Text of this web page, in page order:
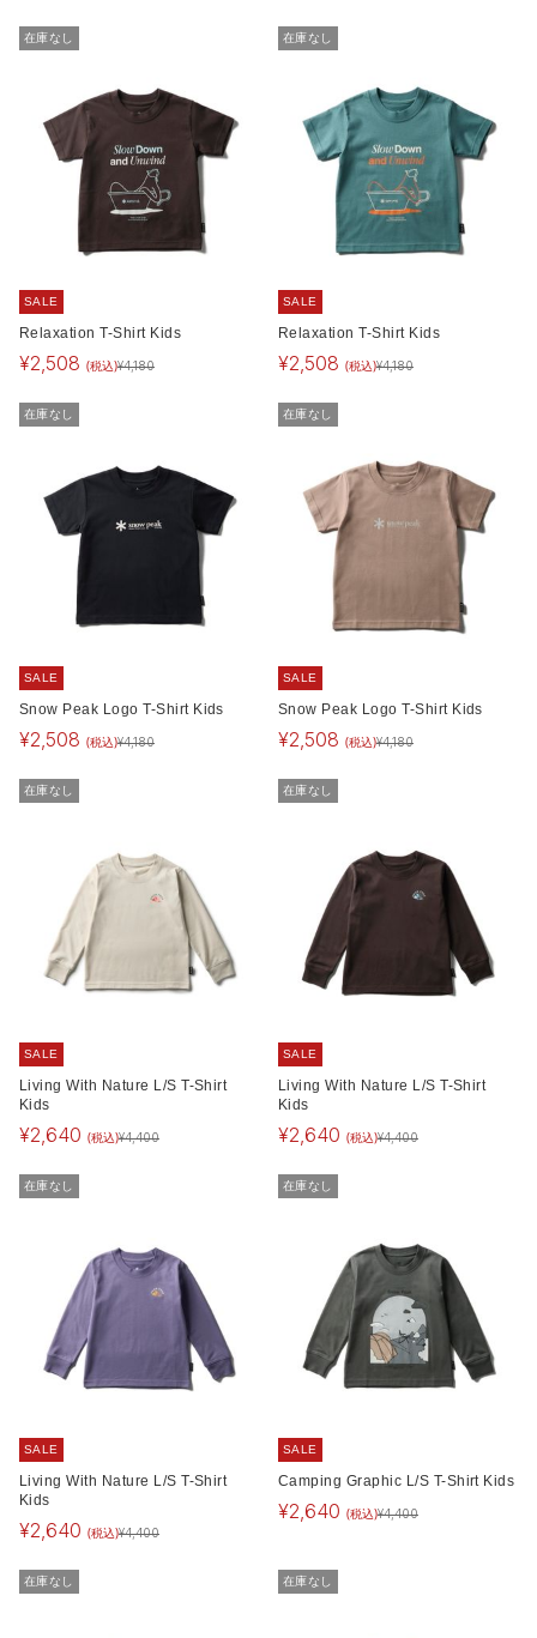
在庫なし
SALE
Relaxation T-Shirt Kids
¥2,508 (税込)¥4,180
在庫なし
SALE
Relaxation T-Shirt Kids
¥2,508 (税込)¥4,180
在庫なし
SALE
Snow Peak Logo T-Shirt Kids
¥2,508 (税込)¥4,180
在庫なし
SALE
Snow Peak Logo T-Shirt Kids
¥2,508 (税込)¥4,180
在庫なし
SALE
Living With Nature L/S T-Shirt
Kids
¥2,640 (税込)¥4,400
在庫なし
SALE
Living With Nature L/S T-Shirt
Kids
¥2,640 (税込)¥4,400
在庫なし
SALE
Living With Nature L/S T-Shirt
Kids
¥2,640 (税込)¥4,400
在庫なし
SALE
Camping Graphic L/S T-Shirt Kids
¥2,640 (税込)¥4,400
在庫なし 在庫なし